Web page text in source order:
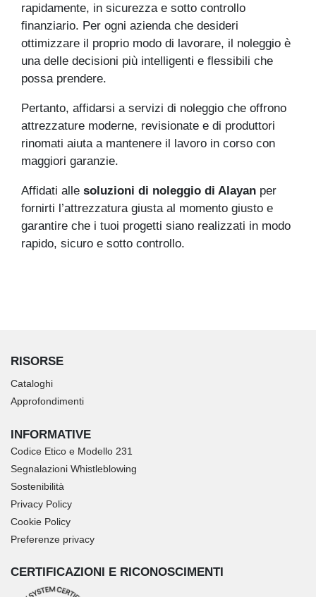
rapidamente, in sicurezza e sotto controllo
finanziario. Per ogni azienda che desideri
ottimizzare il proprio modo di lavorare, il noleggio è
una delle decisioni più intelligenti e flessibili che
possa prendere.
Pertanto, affidarsi a servizi di noleggio che offrono
attrezzature moderne, revisionate e di produttori
rinomati aiuta a mantenere il lavoro in corso con
maggiori garanzie.
Affidati alle soluzioni di noleggio di Alayan per
fornirti l’attrezzatura giusta al momento giusto e
garantire che i tuoi progetti siano realizzati in modo
rapido, sicuro e sotto controllo.
RISORSE
Cataloghi
Approfondimenti
INFORMATIVE
Codice Etico e Modello 231
Segnalazioni Whistleblowing
Sostenibilità
Privacy Policy
Cookie Policy
Preferenze privacy
CERTIFICAZIONI E RICONOSCIMENTI